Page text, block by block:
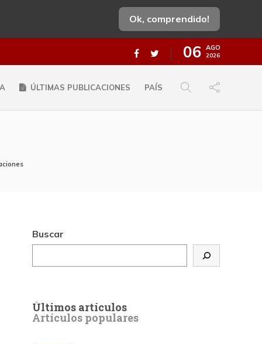
Ok, comprendido!
06 AGO
2026
ÚLTIMAS PUBLICACIONES PAÍS
Buscar
Últimos artículos
Artículos populares